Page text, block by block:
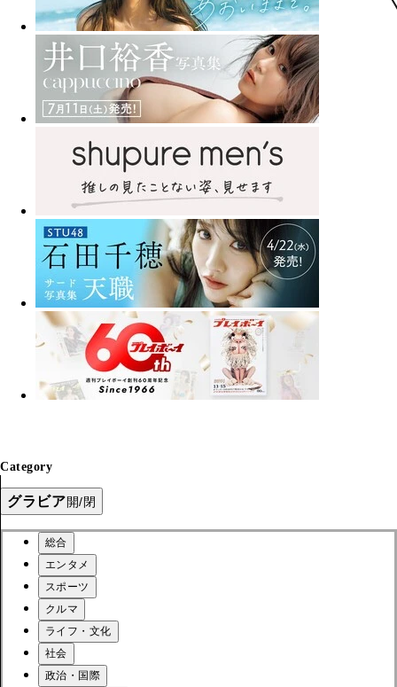
Category
グラビア開/閉
総合
エンタメ
スポーツ
クルマ
ライフ・文化
社会
政治・国際